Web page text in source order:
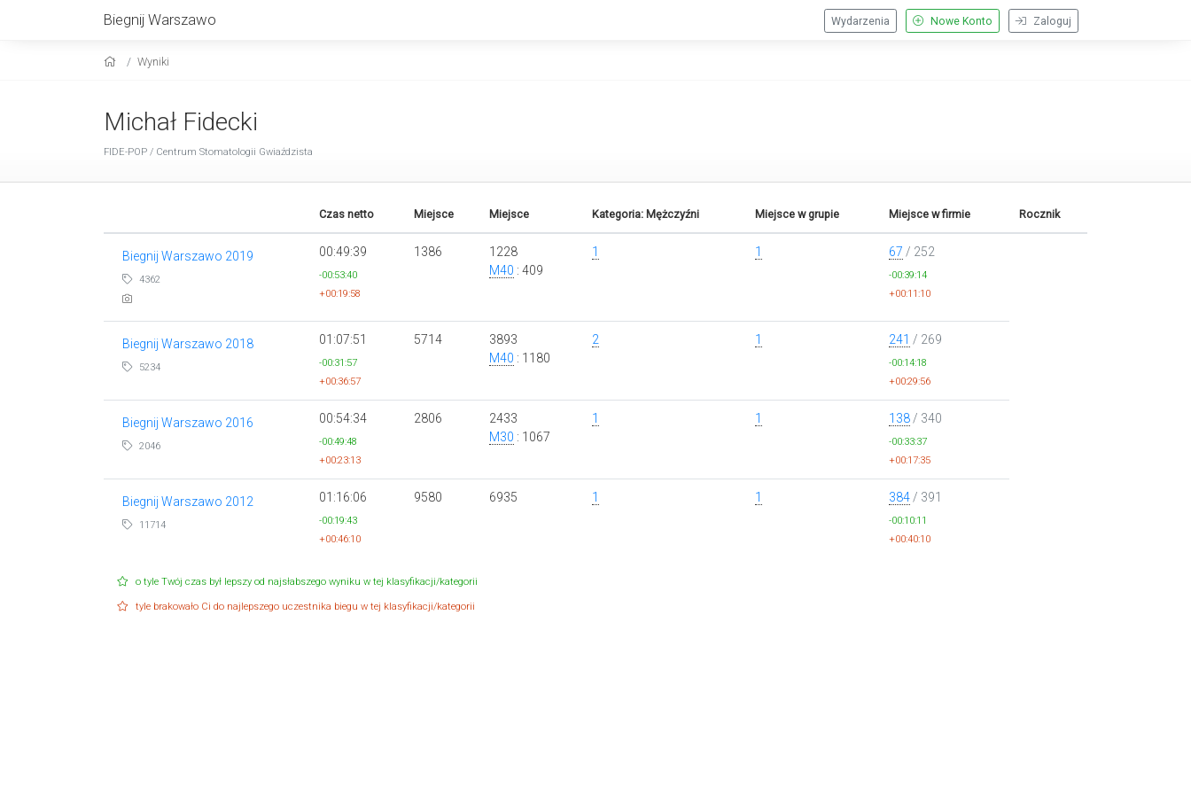
Biegnij Warszawo Zaloguj
Nowe Konto
Wydarzenia
Wyniki
Michał Fidecki
FIDE-POP / Centrum Stomatologii Gwiaździsta
Czas netto Miejsce Miejsce Kategoria: Mężczyźni Miejsce w grupie Miejsce w firmie Rocznik
Biegnij Warszawo 2019
4362
00:49:39
-00:53:40
+00:19:58
1386
1228
M40 : 409
1 1 67 / 252
-00:39:14
+00:11:10
Biegnij Warszawo 2018
5234
01:07:51
-00:31:57
+00:36:57
5714
3893
M40 : 1180
2 1 241 / 269
-00:14:18
+00:29:56
Biegnij Warszawo 2016
2046
00:54:34
-00:49:48
+00:23:13
2806
2433
M30 : 1067
1 1 138 / 340
-00:33:37
+00:17:35
Biegnij Warszawo 2012
11714
01:16:06
-00:19:43
+00:46:10
9580 6935 1 1 384 / 391
-00:10:11
+00:40:10
o tyle Twój czas był lepszy od najsłabszego wyniku w tej klasyfikacji/kategorii
tyle brakowało Ci do najlepszego uczestnika biegu w tej klasyfikacji/kategorii